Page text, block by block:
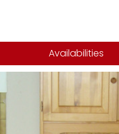
Availabilities